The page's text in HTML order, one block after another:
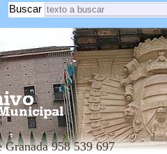
Buscar
958 539 697